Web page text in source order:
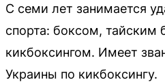
С семи лет занимается
спорта: боксом, тайским
кикбоксингом. Имеет
Украины по кикбоксингу.